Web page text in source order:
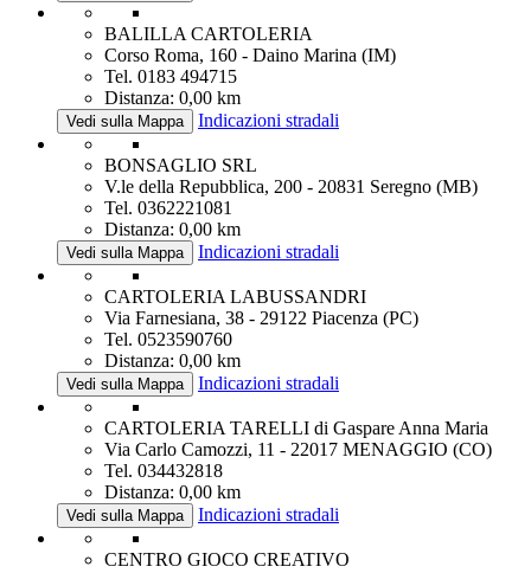
BALILLA CARTOLERIA
Corso Roma, 160 - Daino Marina (IM)
Tel. 0183 494715
Distanza: 0,00 km
Vedi sulla Mappa Indicazioni stradali
BONSAGLIO SRL
V.le della Repubblica, 200 - 20831 Seregno (MB)
Tel. 0362221081
Distanza: 0,00 km
Vedi sulla Mappa Indicazioni stradali
CARTOLERIA LABUSSANDRI
Via Farnesiana, 38 - 29122 Piacenza (PC)
Tel. 0523590760
Distanza: 0,00 km
Vedi sulla Mappa Indicazioni stradali
CARTOLERIA TARELLI di Gaspare Anna Maria
Via Carlo Camozzi, 11 - 22017 MENAGGIO (CO)
Tel. 034432818
Distanza: 0,00 km
Vedi sulla Mappa Indicazioni stradali
CENTRO GIOCO CREATIVO